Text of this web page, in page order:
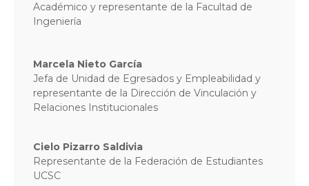
Académico y representante de la Facultad de
Ingeniería
Marcela Nieto García
Jefa de Unidad de Egresados y Empleabilidad y
representante de la Dirección de Vinculación y
Relaciones Institucionales
Cielo Pizarro Saldivia
Representante de la Federación de Estudiantes
UCSC